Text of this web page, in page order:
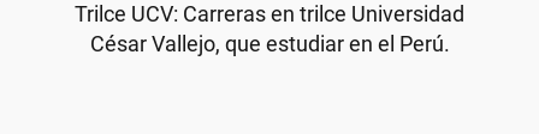
Trilce UCV: Carreras en trilce Universidad
César Vallejo, que estudiar en el Perú.